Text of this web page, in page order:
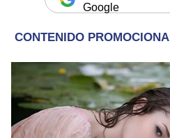
Google